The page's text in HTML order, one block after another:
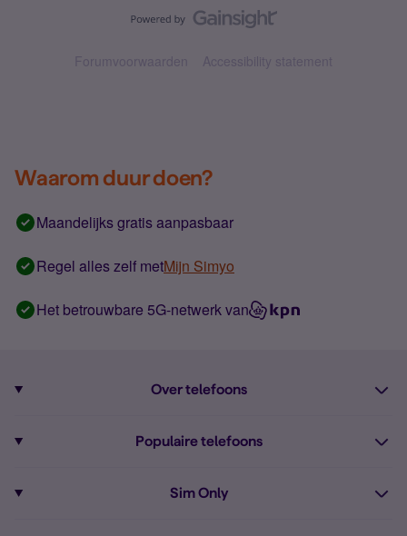
Forumvoorwaarden Accessibility statement
Waarom duur doen?
Maandelijks gratis aanpasbaar
Regel alles zelf metMijn Simyo
Het betrouwbare 5G-netwerk van
Over telefoons
Alle telefoons
Populaire telefoons
Sim Only